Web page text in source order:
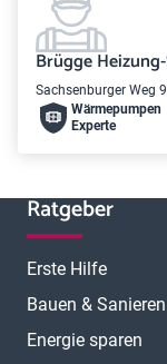
Brügge
Sachsenburger Weg
Wärme­pumpen
Experte
Ratgeber
Erste Hilfe
Bauen & Sanieren
Energie sparen